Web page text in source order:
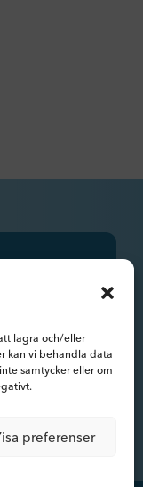
lagra och/eller
kan vi behandla data
samtycker eller om
preferenser
och